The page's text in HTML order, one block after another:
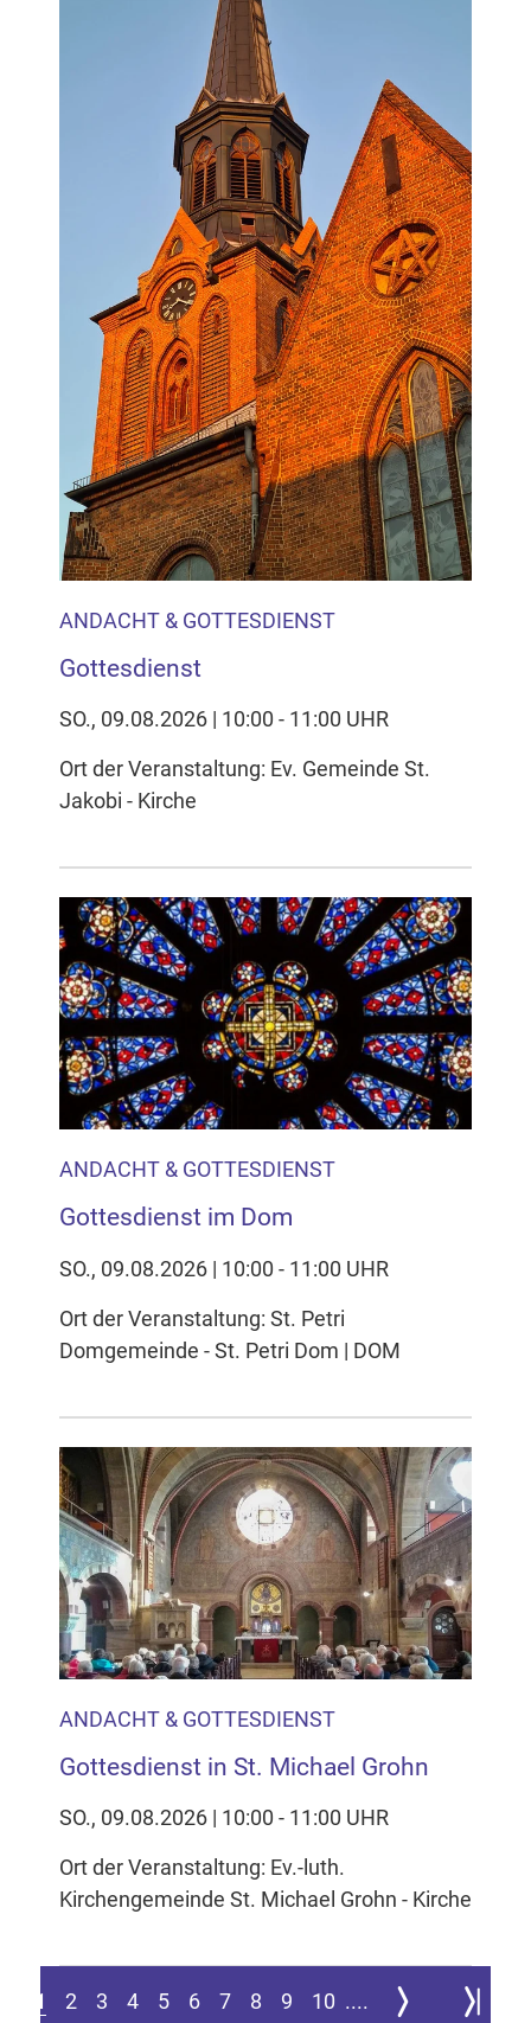
ANDACHT & GOTTESDIENST
Gottesdienst
SO., 09.08.2026 | 10:00 - 11:00 UHR
Ort der Veranstaltung: Ev. Gemeinde St.
Jakobi - Kirche
ANDACHT & GOTTESDIENST
Gottesdienst im Dom
SO., 09.08.2026 | 10:00 - 11:00 UHR
Ort der Veranstaltung: St. Petri
Domgemeinde - St. Petri Dom | DOM
ANDACHT & GOTTESDIENST
Gottesdienst in St. Michael Grohn
SO., 09.08.2026 | 10:00 - 11:00 UHR
Ort der Veranstaltung: Ev.-luth.
Kirchengemeinde St. Michael Grohn - Kirche
1 2 3 4 5 6 7 8 9 10 .... Zur nächsten Seite
Zur